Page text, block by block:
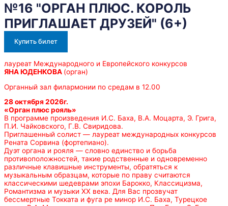
№16 "ОРГАН ПЛЮС. КОРОЛЬ
ПРИГЛАШАЕТ ДРУЗЕЙ" (6+)
Купить билет
лауреат Международного и Европейского конкурсов
ЯНА ЮДЕНКОВА (орган)
Органный зал филармонии по средам в 12.00
28 октября 2026г.
«Орган плюс рояль»
В программе произведения И.С. Баха, В.А. Моцарта, Э. Грига,
П.И. Чайковского, Г.В. Свиридова.
Приглашенный солист — лауреат международных конкурсов
Рената Сорвина (фортепиано).
Дуэт органа и рояля — словно единство и борьба
противоположностей, такие родственные и одновременно
различные клавишные инструменты, обратяться к
музыкальным образцам, которые по праву считаются
классическими шедеврами эпохи Барокко, Классицизма,
Романтизма и музыки ХХ века. Для Вас прозвучат
бессмертные Токката и фуга ре минор И.С. Баха, Турецкое